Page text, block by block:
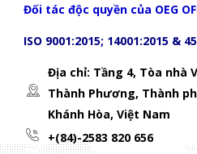
Đối tác độc quyền của OEG
ISO 9001:2015; 14001:2015 &
Địa chỉ: Tầng 4, Tòa nhà
Thành Phương, Thành
Khánh Hòa, Việt Nam
+(84)-2583 820 656